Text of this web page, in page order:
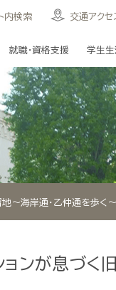
就職・資格支援 学生生
内検索 交通アクセ
～海岸通・乙仲通を歩く～
ョンが息づく